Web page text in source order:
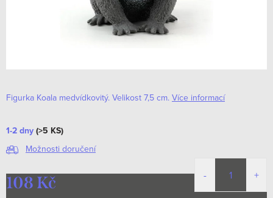
Figurka Koala medvídkovitý. Velikost 7,5 cm. Více informací
1-2 dny (>5 KS)
Možnosti doručení
108 Kč